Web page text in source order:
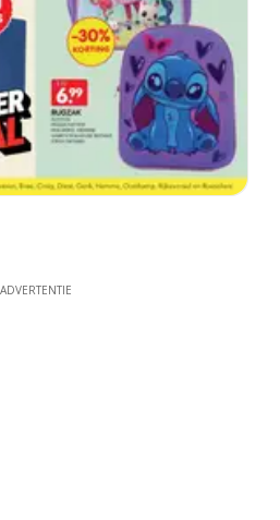
ADVERTENTIE